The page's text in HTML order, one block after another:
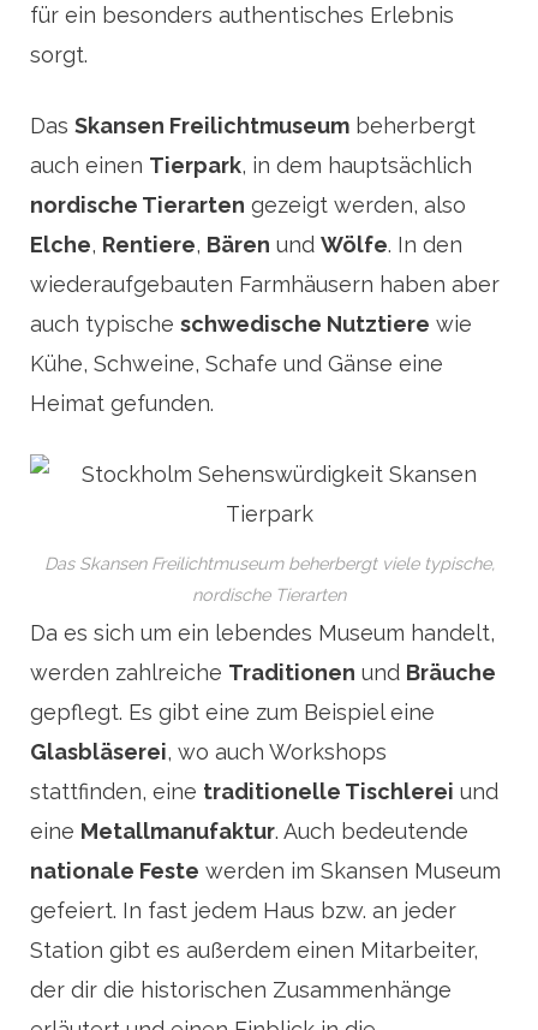
für ein besonders authentisches Erlebnis
sorgt.
Das Skansen Freilichtmuseum beherbergt
auch einen Tierpark, in dem hauptsächlich
nordische Tierarten gezeigt werden, also
Elche, Rentiere, Bären und Wölfe. In den
wiederaufgebauten Farmhäusern haben aber
auch typische schwedische Nutztiere wie
Kühe, Schweine, Schafe und Gänse eine
Heimat gefunden.
Das Skansen Freilichtmuseum beherbergt viele typische,
nordische Tierarten
Da es sich um ein lebendes Museum handelt,
werden zahlreiche Traditionen und Bräuche
gepflegt. Es gibt eine zum Beispiel eine
Glasbläserei, wo auch Workshops
stattfinden, eine traditionelle Tischlerei und
eine Metallmanufaktur. Auch bedeutende
nationale Feste werden im Skansen Museum
gefeiert. In fast jedem Haus bzw. an jeder
Station gibt es außerdem einen Mitarbeiter,
der dir die historischen Zusammenhänge